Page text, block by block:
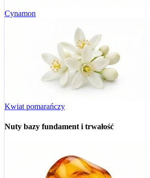
Cynamon
Kwiat pomarańczy
Nuty bazy fundament i trwałość